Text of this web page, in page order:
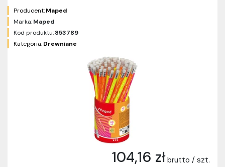
Producent:Maped
Marka:Maped
Kod produktu:853789
Kategoria:Drewniane
104,16 zł brutto / szt.